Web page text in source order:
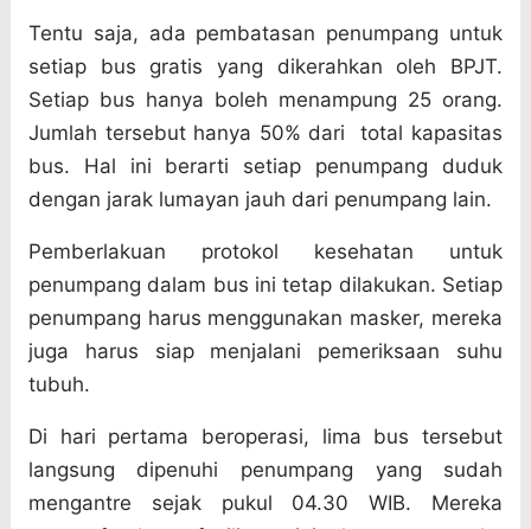
Tentu saja, ada pembatasan penumpang untuk
setiap bus gratis yang dikerahkan oleh BPJT.
Setiap bus hanya boleh menampung 25 orang.
Jumlah tersebut hanya 50% dari
total kapasitas
bus. Hal ini berarti setiap penumpang duduk
dengan jarak lumayan jauh dari penumpang lain.
Pemberlakuan protokol kesehatan untuk
penumpang dalam bus ini tetap dilakukan. Setiap
penumpang harus menggunakan masker, mereka
juga harus siap menjalani pemeriksaan suhu
tubuh.
Di hari pertama beroperasi, lima bus tersebut
langsung dipenuhi penumpang yang sudah
mengantre sejak pukul 04.30 WIB. Mereka